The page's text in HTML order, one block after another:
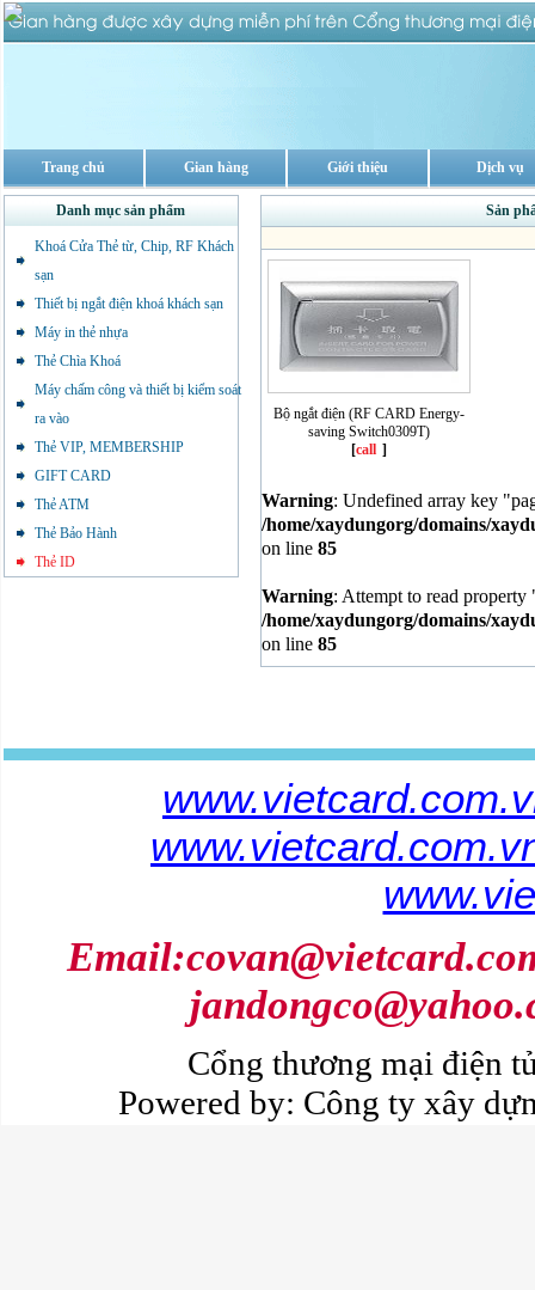
Trang chủ Gian hàng Giới thiệu Dịch vụ
Danh mục sản phẩm
Khoá Cửa Thẻ từ, Chip, RF Khách
sạn
Thiết bị ngắt điện khoá khách sạn
Máy in thẻ nhựa
Thẻ Chìa Khoá
Máy chấm công và thiết bị kiểm soát
ra vào
Thẻ VIP, MEMBERSHIP
GIFT CARD
Thẻ ATM
Thẻ Bảo Hành
Thẻ ID
Sản
Bộ ngắt điện (RF CARD Energy-
saving Switch0309T)
[call ]
Warning: Undefined array key
/home/xaydungorg/domains/
on line 85
Warning: Attempt to read
/home/xaydungorg/domains/
on line 85
Cổng thương mại điện
Powered by: Công ty xây